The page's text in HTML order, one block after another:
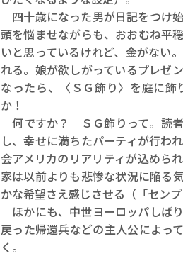
四十歳になった男が日記をつけ
頭を悩ませながらも、おおむね平
いと思っているけれど、金がない
れる。娘が欲しがっているプレゼ
なったら、〈ＳＧ飾り〉を庭に
か！
何ですか？ ＳＧ飾りって。読者
し、幸せに満ちたパーティが行わ
会アメリカのリアリティが込めら
家は以前よりも悲惨な状況に陥る
かな希望さえ感じさせる（「セン
ほかにも、中世ヨーロッパしば
戻った帰還兵などの主人公によっ
く。